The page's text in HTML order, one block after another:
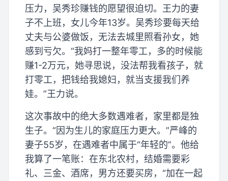
压力，吴秀珍赚钱的愿望很迫切。王力的妻
子不上班，女儿今年13岁。吴秀珍要每天给
丈夫与公婆做饭，无法去城里照看孙女，她
感到亏欠。“我妈打一整年零工，多的时候能
赚1-2万元，她寻思说，没法帮我看孩子，就
打零工，把钱给我媳妇，就当支援我们养
娃。”王力说。
这次事故中的绝大多数遇难者，家里都是独
生子。“因为生儿的家庭压力更大。”严峰的
妻子55岁，在遇难者中属于“年轻的”。他给
我算了一笔账：在东北农村，结婚需要彩
礼、三金、酒席，男方还要买房，“加在一起